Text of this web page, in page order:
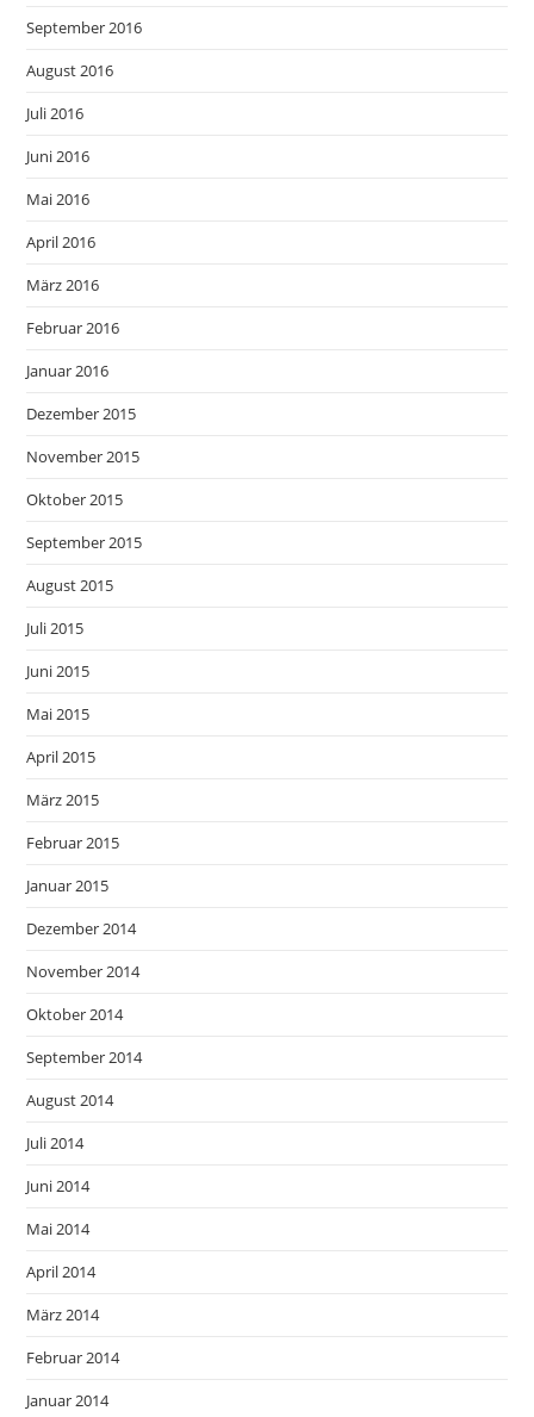
September 2016
August 2016
Juli 2016
Juni 2016
Mai 2016
April 2016
März 2016
Februar 2016
Januar 2016
Dezember 2015
November 2015
Oktober 2015
September 2015
August 2015
Juli 2015
Juni 2015
Mai 2015
April 2015
März 2015
Februar 2015
Januar 2015
Dezember 2014
November 2014
Oktober 2014
September 2014
August 2014
Juli 2014
Juni 2014
Mai 2014
April 2014
März 2014
Februar 2014
Januar 2014